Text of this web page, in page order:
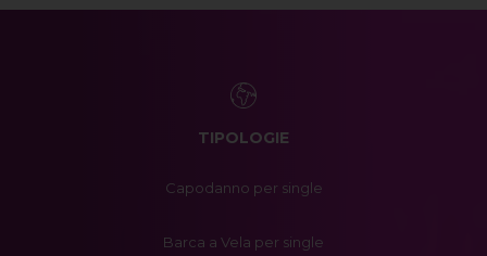
TIPOLOGIE
Capodanno per single
Barca a Vela per single